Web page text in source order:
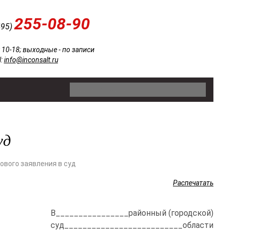
255-08-90
10-18; выходные - по записи
info@inconsalt.ru
Поиск
заявления в суд
Распечатать
В________________районный (городской)
суд__________________________области